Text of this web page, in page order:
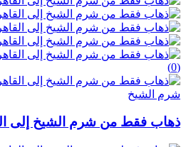
(0)
شرم الشيخ
ذهاب فقط من شرم الشيخ إلى